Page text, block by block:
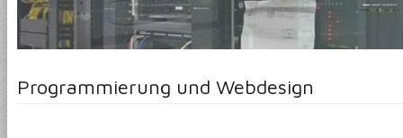
Programmierung und Webdesign